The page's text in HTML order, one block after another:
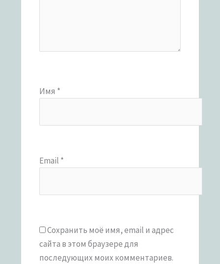
Имя *
Email *
Сохранить моё имя, email и адрес
сайта в этом браузере для
последующих моих комментариев.